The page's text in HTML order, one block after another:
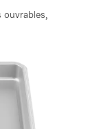
ouvrables,